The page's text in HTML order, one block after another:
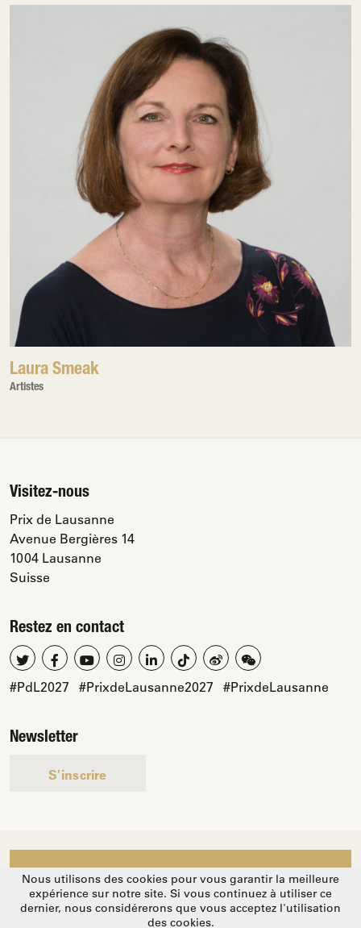
Laura Smeak
Artistes
Visitez-nous
Prix de Lausanne
Avenue Bergières 14
1004 Lausanne
Suisse
Restez en contact
#PdL2027 #PrixdeLausanne2027 #PrixdeLausanne
Newsletter
S'inscrire
Soutenez-nous
Nous utilisons des cookies pour vous garantir la meilleure
expérience sur notre site. Si vous continuez à utiliser ce
dernier, nous considérerons que vous acceptez l'utilisation
des cookies.